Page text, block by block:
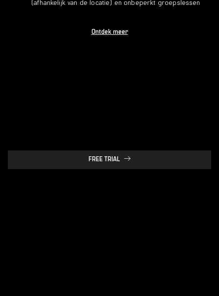
(afhankelijk van de locatie) en onbeperkt groepslessen
Ontdek meer
FREE TRIAL